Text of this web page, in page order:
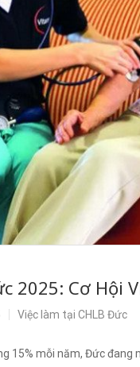
2025: Cơ Hội
Việc làm tại CHLB Đức
15% mỗi năm, Đức